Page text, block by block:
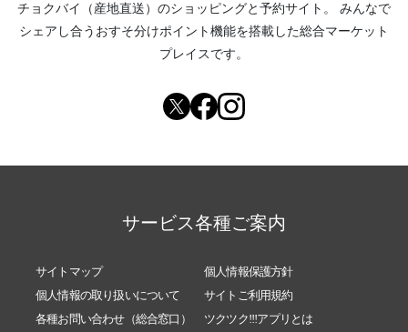
チョクバイ（産地直送） のショッピングと予約サイト。
みんなで
シェアし合う おすそ分けポイント機能を搭載した総合マーケット
プレイスです。
サービス各種ご案内
サイトマップ
個人情報保護方針
個人情報の取り扱いについて
サイトご利用規約
各種お問い合わせ（総合窓口）
ツクツク!!!アプリとは